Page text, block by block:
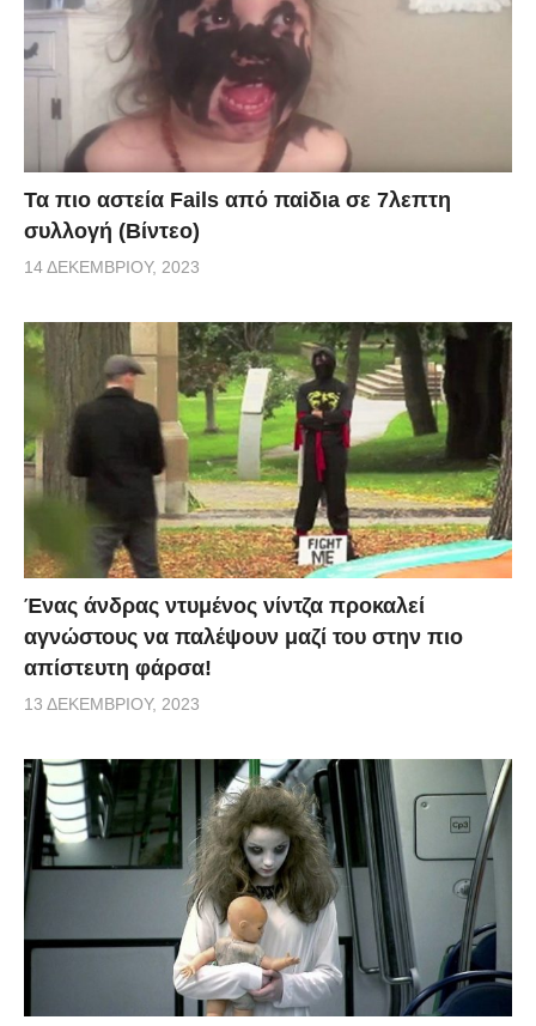
Τα πιο αστεία Fails από παiδιa σε 7λεπτη
συλλογή (Βίντεο)
14 ΔΕΚΕΜΒΡΊΟΥ, 2023
Ένας άνδρας ντυμένος νίντζα προκαλεί
αγνώστους να παλέψουν μαζί του στην πιο
απίστευτη φάρσα!
13 ΔΕΚΕΜΒΡΊΟΥ, 2023